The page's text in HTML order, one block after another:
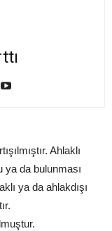
Ahlaklı
ya da bulunması
ya da ahlakdışı